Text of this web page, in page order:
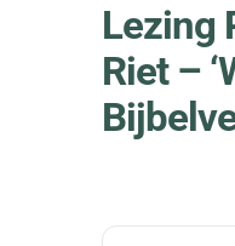
Lezing
Riet –